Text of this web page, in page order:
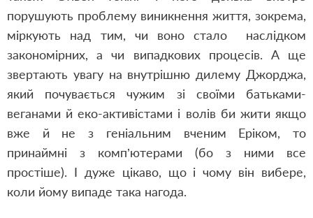
порушують проблему виникнення життя, зокрема,
міркують над тим, чи воно стало наслідком
закономірних, а чи випадкових процесів. А ще
звертають увагу на внутрішню дилему Джорджа,
який почувається чужим зі своїми батьками-
веганами й еко-активістами і волів би жити якщо
вже й не з геніальним вченим Еріком, то
принаймні з комп’ютерами (бо з ними все
простіше). І дуже цікаво, що і чому він вибере,
коли йому випаде така нагода.